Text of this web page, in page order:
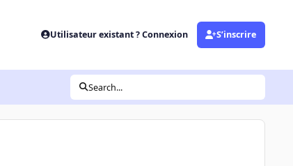
Utilisateur existant ? Connexion S’inscrire
Search...